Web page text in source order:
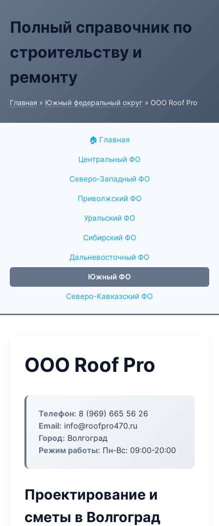
Полный справочник по
строительству и
ремонту
Главная » Южный федеральный округ » ООО Roof Pro
🏠 Главная
Центральный ФО
Северо-Западный ФО
Приволжский ФО
Уральский ФО
Сибирский ФО
Дальневосточный ФО
Южный ФО
Северо-Кавказский ФО
ООО Roof Pro
Телефон: 8 (969) 665 56 26
Email: info@roofpro470.ru
Город: Волгоград
Режим работы: Пн-Вс: 09:00-20:00
Проектирование и
сметы в Волгоград